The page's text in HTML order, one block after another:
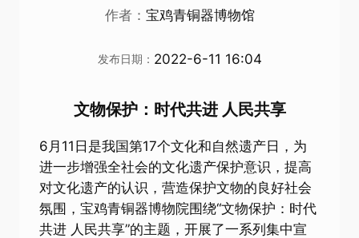
作者： 宝鸡青铜器博物馆
发布日期： 2022-6-11 16:04
文物保护：时代共进 人民共享
6月11日是我国第17个文化和自然遗产日，为
进一步增强全社会的文化遗产保护意识，提高
对文化遗产的认识，营造保护文物的良好社会
氛围，宝鸡青铜器博物院围绕“文物保护：时代
共进 人民共享”的主题，开展了一系列集中宣